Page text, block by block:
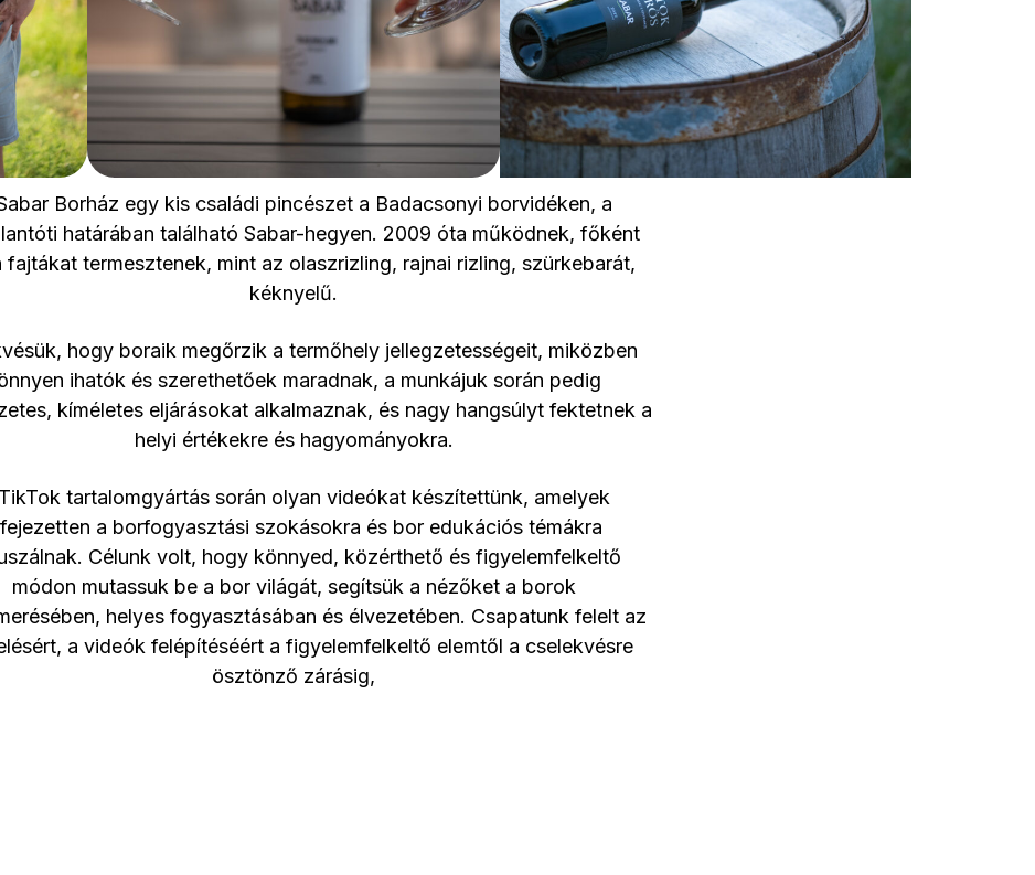
Borház egy kis családi pincészet a Badacsonyi borvidéken, a
határában található Sabar-hegyen. 2009 óta működnek, főként
fajtákat termesztenek, mint az olaszrizling, rajnai rizling, szürkebarát,
kéknyelű.
hogy boraik megőrzik a termőhely jellegzetességeit, miközben
ihatók és szerethetőek maradnak, a munkájuk során pedig
kíméletes eljárásokat alkalmaznak, és nagy hangsúlyt fektetnek a
helyi értékekre és hagyományokra.
tartalomgyártás során olyan videókat készítettünk, amelyek
a borfogyasztási szokásokra és bor edukációs témákra
Célunk volt, hogy könnyed, közérthető és figyelemfelkeltő
módon mutassuk be a bor világát, segítsük a nézőket a borok
helyes fogyasztásában és élvezetében. Csapatunk felelt az
a videók felépítéséért a figyelemfelkeltő elemtől a cselekvésre
ösztönző zárásig,